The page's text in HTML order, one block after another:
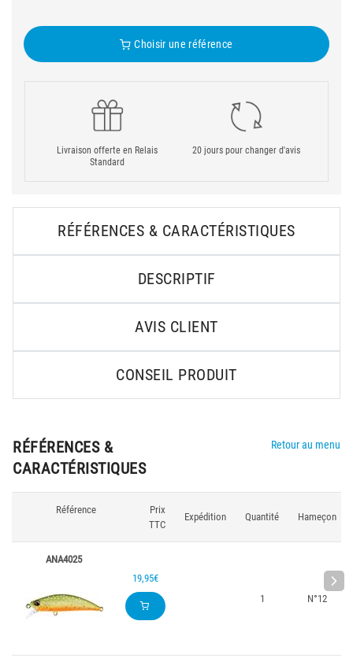
Choisir une référence
Livraison offerte en Relais
Standard
20 jours pour changer d'avis
RÉFÉRENCES & CARACTÉRISTIQUES
DESCRIPTIF
AVIS CLIENT
CONSEIL PRODUIT
RÉFÉRENCES &
CARACTÉRISTIQUES
Retour au menu
Référence
Prix
TTC
Expédition Quantité Hameçon
ANA4025
19,95€
1
N°12